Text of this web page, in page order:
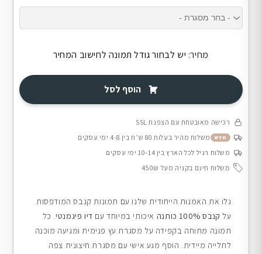
מחיר: יש לבחור גודל תמונה לחישוב המחיר
הוסף לסל
רכישה מאובטחת עם הצפנת SSL
חדש
משלוח מהיר בעלות 80 ש״ח בין 4-8 ימי עסקים
משלוח רגיל לכל הארץ בין 10-14 ימי עסקים
משלוח חינם בקניה מעל 450₪
גלו את האמנות הייחודית שלנו עם תמונות קנבס המודפסות
על קנבס 100% כותנה איכותי במיוחד עם דיו פיגמנטי. כל
תמונה מתוחה בקפידה על מסגרת עץ פנימית ומגיעה מוכנה
לתלייה מיידית. הוסף מגע אישי עם מסגרת חיצונית צפה